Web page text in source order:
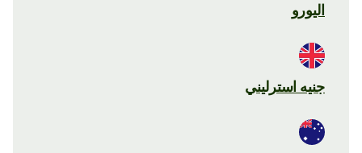
اليورو
جنيه استرليني